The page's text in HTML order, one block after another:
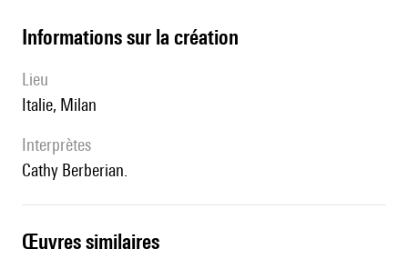
informations sur la création
lieu
Italie, Milan
interprètes
Cathy Berberian.
œuvres similaires